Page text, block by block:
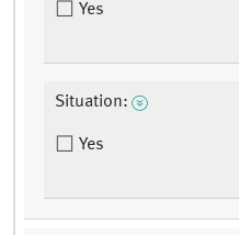
Yes
Situation:
Yes